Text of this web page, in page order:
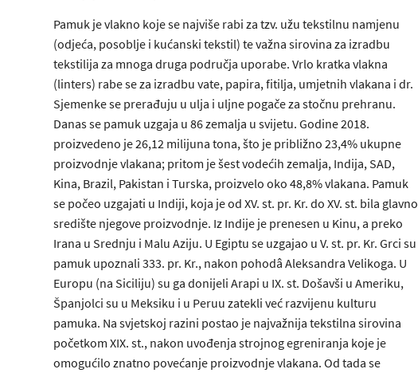
Pamuk je vlakno koje se najviše rabi za tzv. užu tekstilnu namjenu
(odjeća, posoblje i kućanski tekstil) te važna sirovina za izradbu
tekstilija za mnoga druga područja uporabe. Vrlo kratka vlakna
(linters) rabe se za izradbu vate, papira, fitilja, umjetnih vlakana i dr.
Sjemenke se prerađuju u ulja i uljne pogače za stočnu prehranu.
Danas se pamuk uzgaja u 86 zemalja u svijetu. Godine 2018.
proizvedeno je 26,12 milijuna tona, što je približno 23,4% ukupne
proizvodnje vlakana; pritom je šest vodećih zemalja, Indija, SAD,
Kina, Brazil, Pakistan i Turska, proizvelo oko 48,8% vlakana. Pamuk
se počeo uzgajati u Indiji, koja je od XV. st. pr. Kr. do XV. st. bila glavno
središte njegove proizvodnje. Iz Indije je prenesen u Kinu, a preko
Irana u Srednju i Malu Aziju. U Egiptu se uzgajao u V. st. pr. Kr. Grci su
pamuk upoznali 333. pr. Kr., nakon pohodâ Aleksandra Velikoga. U
Europu (na Siciliju) su ga donijeli Arapi u IX. st. Došavši u Ameriku,
Španjolci su u Meksiku i u Peruu zatekli već razvijenu kulturu
pamuka. Na svjetskoj razini postao je najvažnija tekstilna sirovina
početkom XIX. st., nakon uvođenja strojnog egreniranja koje je
omogućilo znatno povećanje proizvodnje vlakana. Od tada se